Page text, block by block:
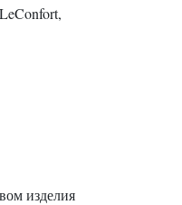
изделия